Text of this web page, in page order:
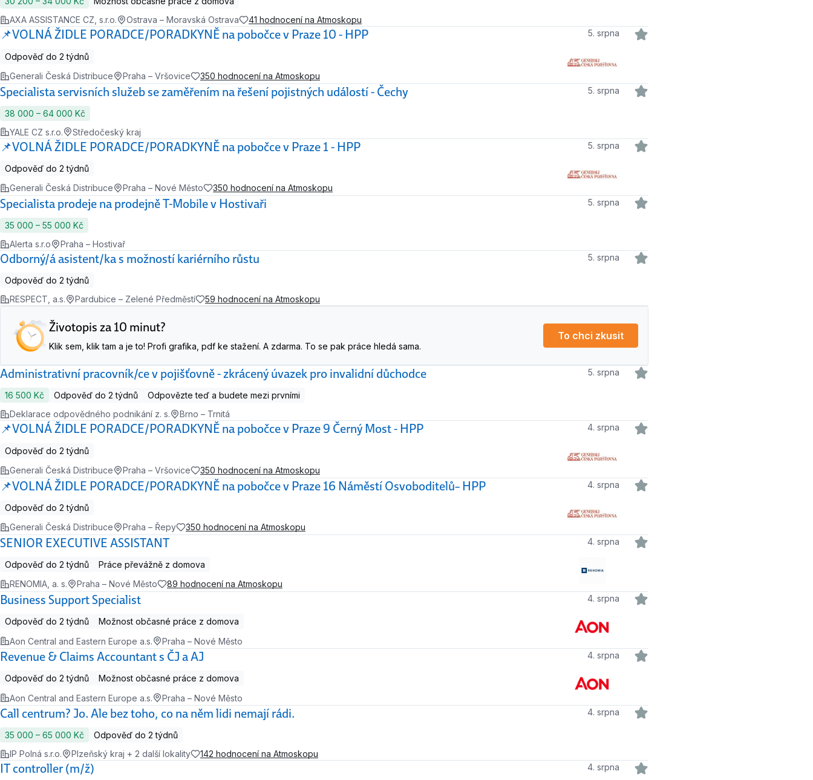
AXA ASSISTANCE CZ, s.r.o.
Ostrava – Moravská Ostrava 41 hodnocení na Atmoskopu
📌VOLNÁ ŽIDLE PORADCE/PORADKYNĚ na pobočce v Praze 10 - HPP 5. srpna
Odpověď do 2 týdnů
Generali Česká Distribuce
Praha – Vršovice 350 hodnocení na Atmoskopu
Specialista servisních služeb se zaměřením na řešení pojistných událostí - Čechy 5. srpna
38 000 ‍–‍ 64 000 Kč
YALE CZ s.r.o.
Středočeský kraj
📌VOLNÁ ŽIDLE PORADCE/PORADKYNĚ na pobočce v Praze 1 - HPP 5. srpna
Odpověď do 2 týdnů
Generali Česká Distribuce
Praha – Nové Město 350 hodnocení na Atmoskopu
Specialista prodeje na prodejně T-Mobile v Hostivaři 5. srpna
35 000 ‍–‍ 55 000 Kč
Alerta s.r.o
Praha – Hostivař
Odborný/á asistent/ka s možností kariérního růstu 5. srpna
Odpověď do 2 týdnů
RESPECT, a.s.
Pardubice – Zelené Předměstí 59 hodnocení na Atmoskopu
Životopis za 10 minut?
Klik sem, klik tam a je to! Profi grafika, pdf ke stažení. A zdarma. To se pak práce hledá sama.
To chci zkusit
Administrativní pracovník/ce v pojišťovně - zkrácený úvazek pro invalidní důchodce 5. srpna
16 500 Kč Odpověď do 2 týdnů
Odpovězte teď a budete mezi prvními
Deklarace odpovědného podnikání z. s.
Brno – Trnitá
📌VOLNÁ ŽIDLE PORADCE/PORADKYNĚ na pobočce v Praze 9 Černý Most - HPP 4. srpna
Odpověď do 2 týdnů
Generali Česká Distribuce
Praha – Vršovice 350 hodnocení na Atmoskopu
📌VOLNÁ ŽIDLE PORADCE/PORADKYNĚ na pobočce v Praze 16 Náměstí Osvoboditelů– HPP 4. srpna
Odpověď do 2 týdnů
Generali Česká Distribuce
Praha – Řepy 350 hodnocení na Atmoskopu
SENIOR EXECUTIVE ASSISTANT 4. srpna
Odpověď do 2 týdnů
Práce převážně z domova
RENOMIA, a. s.
Praha – Nové Město 89 hodnocení na Atmoskopu
Business Support Specialist 4. srpna
Odpověď do 2 týdnů
Možnost občasné práce z domova
Aon Central and Eastern Europe a.s.
Praha – Nové Město
Revenue & Claims Accountant s ČJ a AJ 4. srpna
Odpověď do 2 týdnů
Možnost občasné práce z domova
Aon Central and Eastern Europe a.s.
Praha – Nové Město
Call centrum? Jo. Ale bez toho, co na něm lidi nemají rádi. 4. srpna
35 000 ‍–‍ 65 000 Kč
Odpověď do 2 týdnů
IP Polná s.r.o.
Plzeňský kraj + 2 další lokality 142 hodnocení na Atmoskopu
IT controller (m/ž) 4. srpna